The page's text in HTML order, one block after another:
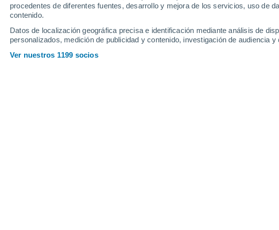
procedentes de diferentes fuentes, desarrollo y mejora de los servicios, uso de
contenido.
Datos de localización geográfica precisa e identificación mediante análisis de
personalizados, medición de publicidad y contenido, investigación de audiencia
Ver nuestros 1199 socios
Kajaani